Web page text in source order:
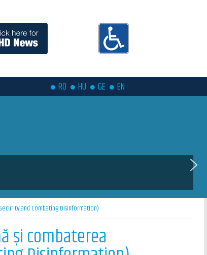
RO HU GE EN
and Combating Disinformation)
și combaterea